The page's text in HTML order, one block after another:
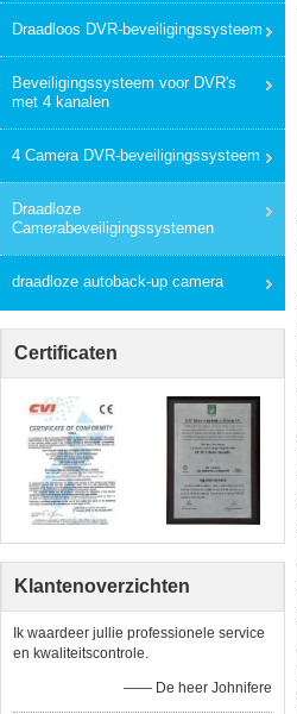
Draadloos DVR-beveiligingssysteem
Beveiligingssysteem voor DVR's
met 4 kanalen
4 Camera DVR-beveiligingssysteem
Draadloze
Camerabeveiligingssystemen
draadloze autoback-up camera
Certificaten
Klantenoverzichten
Ik waardeer jullie professionele service
en kwaliteitscontrole.
—— De heer Johnifere